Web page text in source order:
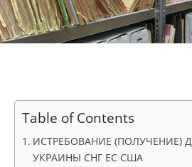
Table of Contents
ИСТРЕБОВАНИЕ (ПОЛУЧЕНИЕ)
УКРАИНЫ СНГ ЕС США